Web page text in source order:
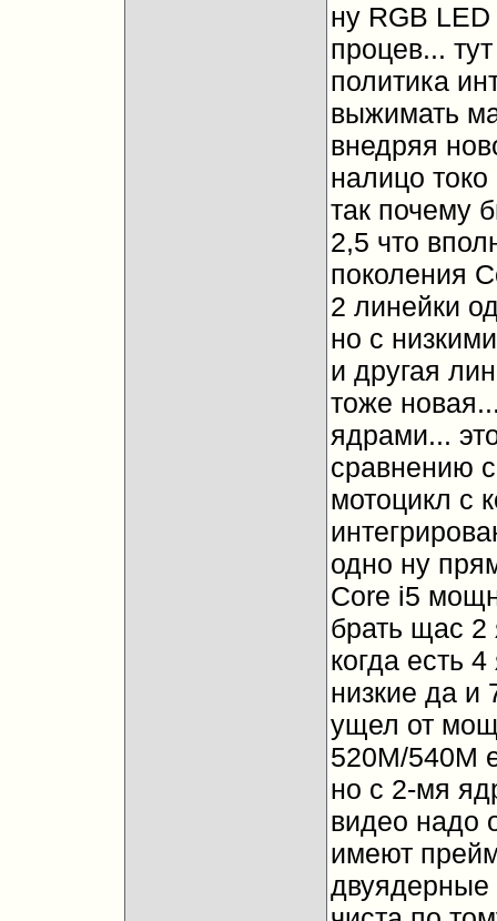
ну RGB
процев...
политика
выжимать
внедряя
налицо
так почему
2,5 что
поколения
2 линейки
но с
и другая
тоже
ядрами...
сравнению
мотоцикл с
одно ну
Core i5
брать щас 2
когда есть
низкие да и
ущел от
520M/540M
но с 2-мя
видео надо
имеют
двуядерные